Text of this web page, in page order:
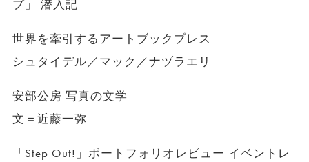
プ」 潜入記
世界を牽引するアートブックプレス
シュタイデル／マック／ナヅラエリ
安部公房 写真の文学
文＝近藤一弥
「Step Out!」ポートフォリオレビュー イベントレ